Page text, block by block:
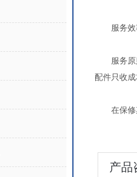
服务效率
服务原则
配件只收
在保修期
产品